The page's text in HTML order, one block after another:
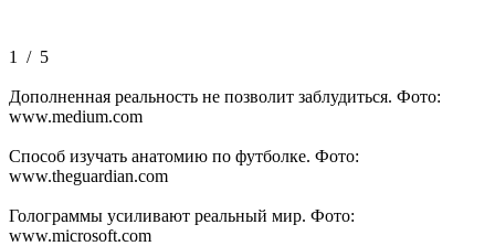
1 / 5
Дополненная реальность не позволит заблудиться. Фото:
www.medium.com
Способ изучать анатомию по футболке. Фото:
www.theguardian.com
Голограммы усиливают реальный мир. Фото:
www.microsoft.com